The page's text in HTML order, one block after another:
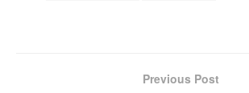
Previous Post